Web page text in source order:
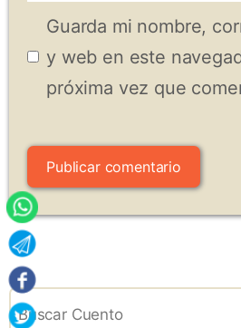
electrónico
Guarda mi nombre,
y web en este
próxima vez que
Search